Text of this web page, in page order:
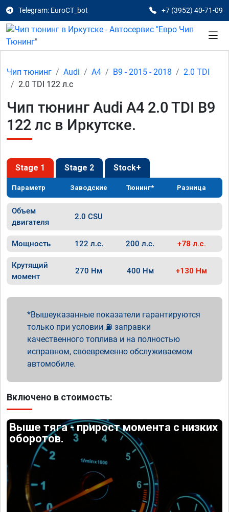
Telegram: EuroCT_bot +7 (3952) 40-71-09
Чип тюнинг Audi A4 B9 - 2015 - 2018
2.0 TDI
2.0 TDI 122 л.с
Чип тюнинг Audi A4 2.0 TDI B9
122 лс в Иркутске.
Stage 1 Stage 2 Stock+
Параметр Заводские Тюнинг* Разница
Объем
двигателя
2.0 CSU
Мощность 122 л.с. 200 л.с. +78 л.с.
Крутящий
момент
270 Нм 400 Нм +130 Нм
Вышеуказанные показатели гарантируются
только при условии ⛽ заправки
качественного топлива и на полностью
исправном, своевременно обслуживаемом
автомобиле.
Включено в стоимость:
Выше тяга - прирост момента с низких
оборотов.